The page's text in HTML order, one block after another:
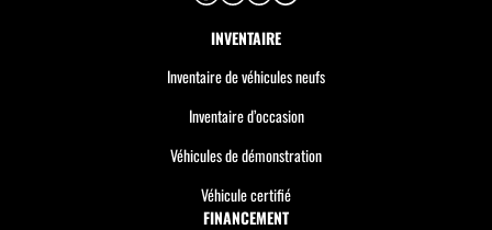
INVENTAIRE
Inventaire de véhicules neufs
Inventaire d’occasion
Véhicules de démonstration
Véhicule certifié
FINANCEMENT